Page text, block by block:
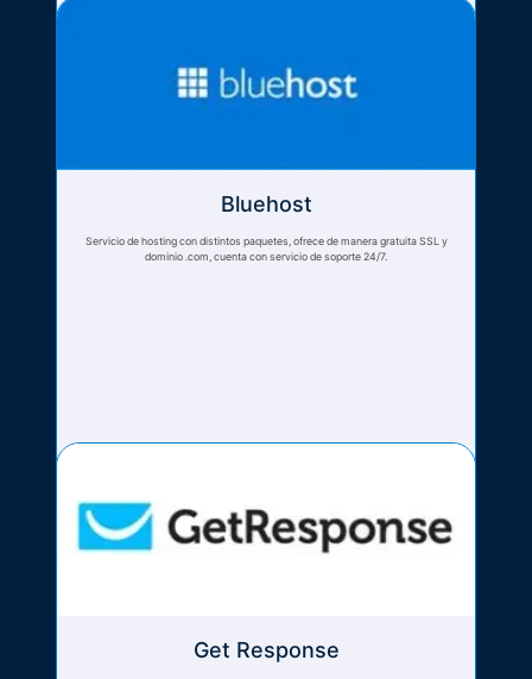
Bluehost
Servicio de hosting con distintos paquetes, ofrece de manera gratuita SSL y
dominio .com, cuenta con servicio de soporte 24/7.
Get Response